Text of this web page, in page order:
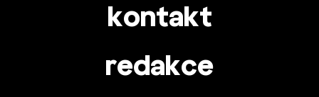
kontakt
redakce